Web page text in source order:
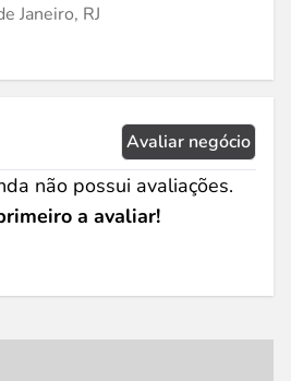
Janeiro, RJ
Avaliar negócio
não possui avaliações.
a avaliar!